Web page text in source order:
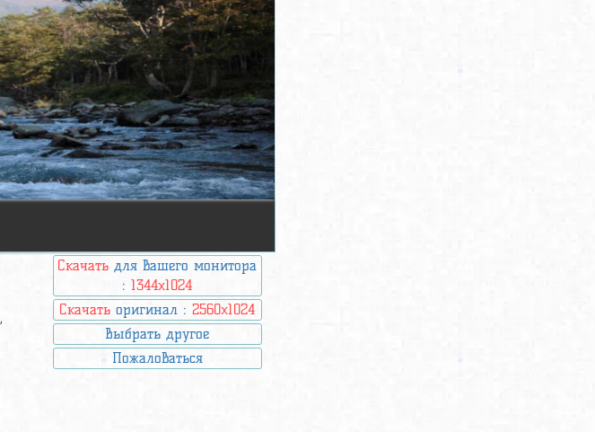
,
Скачать для вашего монитора
:1344x1024
Скачать оригинал :2560x1024
Выбрать другое
Пожаловаться